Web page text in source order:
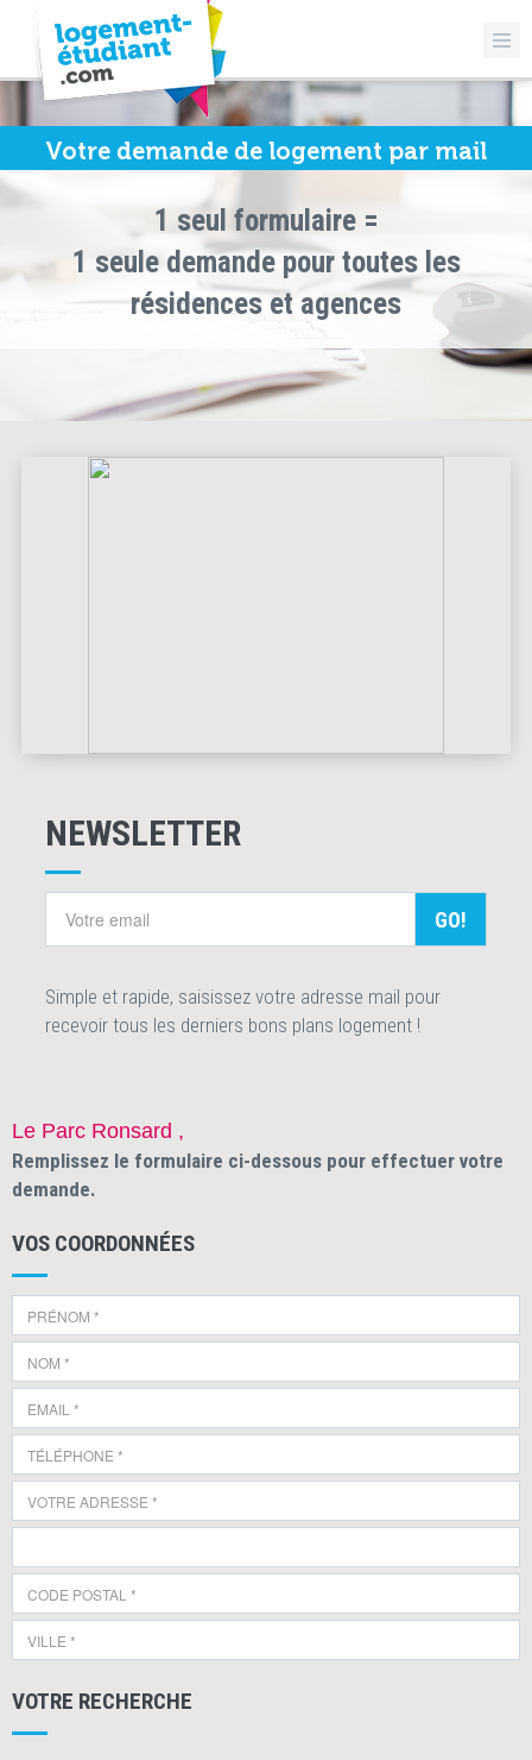
Votre demande de logement par mail
1 seul formulaire =
1 seule demande pour toutes les
résidences et agences
NEWSLETTER
GO!
Simple et rapide, saisissez votre adresse mail pour
recevoir tous les derniers bons plans logement !
Le Parc Ronsard ,
Remplissez le formulaire ci-dessous pour effectuer votre
demande.
VOS COORDONNÉES
VOTRE RECHERCHE